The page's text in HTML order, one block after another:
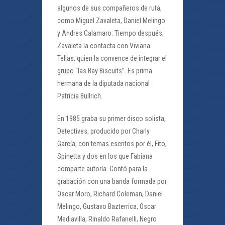
algunos de sus compañeros de ruta,
como Miguel Zavaleta, Daniel Melingo
y Andres Calamaro. Tiempo después,
Zavaleta la contacta con Viviana
Tellas, quien la convence de integrar el
grupo “las Bay Biscuits”. Es prima
hermana de la diputada nacional
Patricia Bullrich.
En 1985 graba su primer disco solista,
Detectives, producido por Charly
García, con temas escritos por él, Fito,
Spinetta y dos en los que Fabiana
comparte autoría. Contó para la
grabación con una banda formada por
Oscar Moro, Richard Coleman, Daniel
Melingo, Gustavo Bazterrica, Oscar
Mediavilla, Rinaldo Rafanelli, Negro